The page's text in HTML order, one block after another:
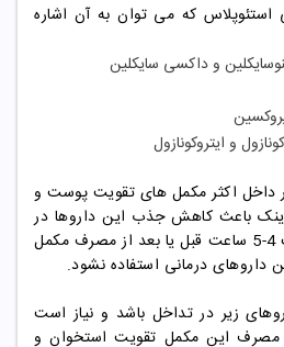
استئوپلاس که می توان به آن اشاره
و داکسی سایکلین
و ایتروکونازول
داخل اکثر مکمل های تقویت پوست و
باعث کاهش جذب این داروها در
بدن فرد می شود.بهتر است 4-5 ساعت قبل یا بعد از مصرف مکمل
داروهای درمانی استفاده نشود.
زیر در تداخل باشد و نیاز است
مصرف این مکمل تقویت استخوان و